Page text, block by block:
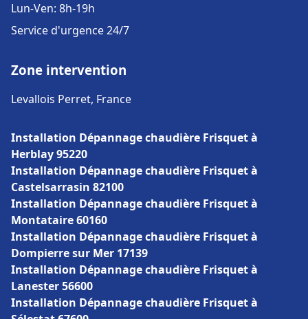
Lun-Ven: 8h-19h
Service d'urgence 24/7
Zone intervention
Levallois Perret, France
Installation Dépannage chaudière Frisquet à
Herblay 95220
Installation Dépannage chaudière Frisquet à
Castelsarrasin 82100
Installation Dépannage chaudière Frisquet à
Montataire 60160
Installation Dépannage chaudière Frisquet à
Dompierre sur Mer 17139
Installation Dépannage chaudière Frisquet à
Lanester 56600
Installation Dépannage chaudière Frisquet à